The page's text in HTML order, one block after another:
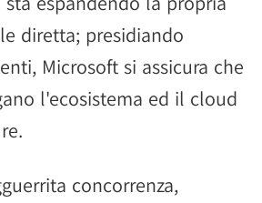
diretta; presidiando
Microsoft si assicura che
l'ecosistema ed il cloud
concorrenza,